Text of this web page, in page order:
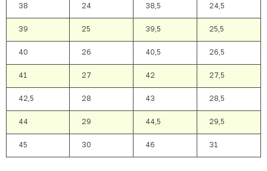
38 24 38,5 24,5
39 25 39,5 25,5
40 26 40,5 26,5
41 27 42 27,5
42,5 28 43 28,5
44 29 44,5 29,5
45 30 46 31